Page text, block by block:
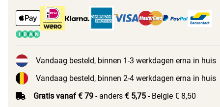
Vandaag besteld, binnen 1-3 werkdagen erna in huis
Vandaag besteld, binnen 2-4 werkdagen erna in huis
Gratis vanaf € 79 - anders € 5,75 - Belgie € 8,50